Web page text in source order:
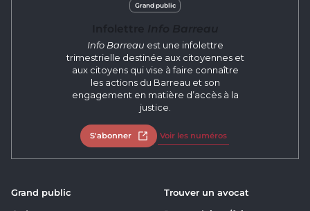
Grand public
Info Barreau est une infolettre
trimestrielle destinée aux citoyennes et
aux citoyens qui vise à faire connaître
les actions du Barreau et son
engagement en matière d’accès à la
justice.
S'abonner Ouvrir dans un nouvel onglet
Voir les numéros
Grand public
Trouver un avocat